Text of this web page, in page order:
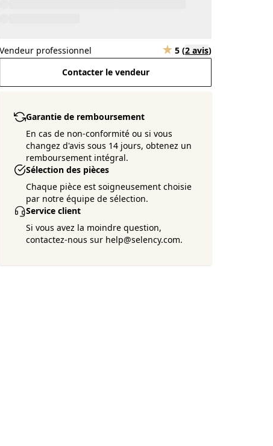
Vendeur professionnel 5 (2 avis)
Contacter le vendeur
Garantie de remboursement
En cas de non-conformité ou si vous
changez d'avis sous 14 jours, obtenez un
remboursement intégral.
Sélection des pièces
Chaque pièce est soigneusement choisie
par notre équipe de sélection.
Service client
Si vous avez la moindre question,
contactez-nous sur help@selency.com.